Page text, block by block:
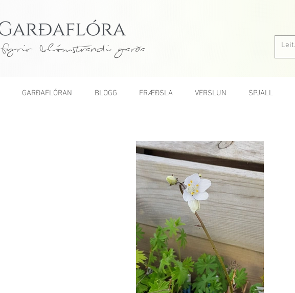
fyrir blómstrandi garða
GARÐAFLÓRAN BLOGG FRÆÐSLA VERSLUN SPJALL